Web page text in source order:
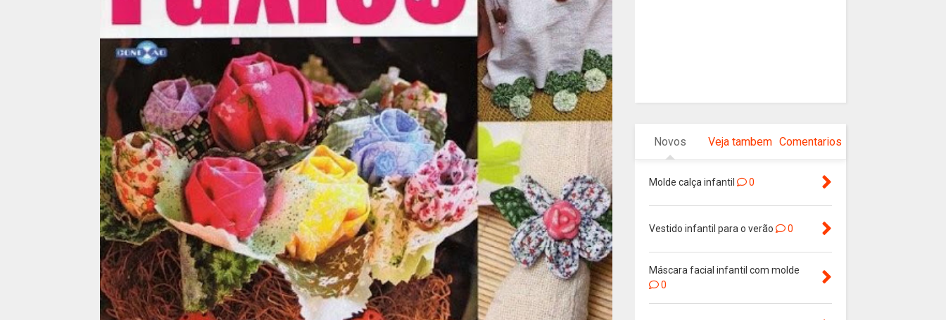
Novos Veja tambem Comentarios
Molde calça infantil 0
Vestido infantil para o verão 0
Máscara facial infantil com molde
0